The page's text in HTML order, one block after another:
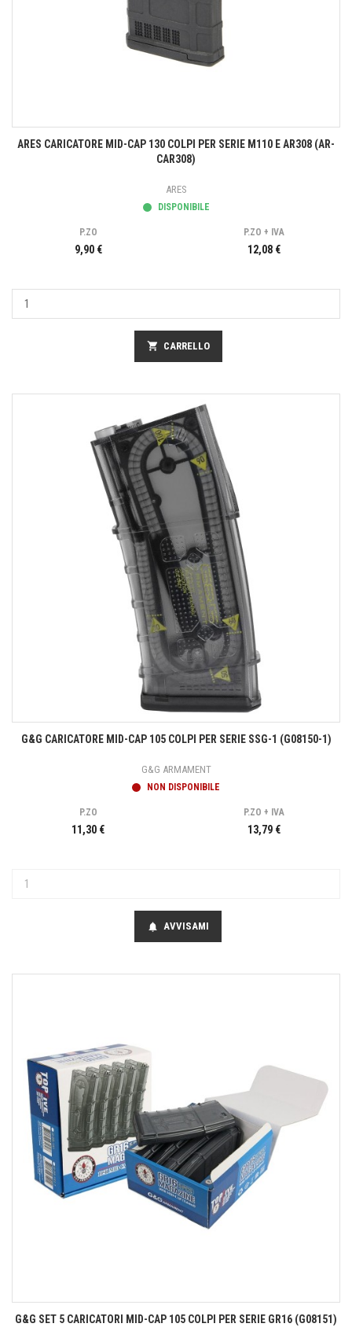
ARES CARICATORE MID-CAP 130 COLPI PER SERIE M110 E AR308 (AR-
CAR308)
ARES
DISPONIBILE
P.ZO
9,90 €
P.ZO + IVA
12,08 €
shopping_cart CARRELLO
G&G CARICATORE MID-CAP 105 COLPI PER SERIE SSG-1 (G08150-1)
G&G ARMAMENT
NON DISPONIBILE
P.ZO
11,30 €
P.ZO + IVA
13,79 €
notifications AVVISAMI
G&G SET 5 CARICATORI MID-CAP 105 COLPI PER SERIE GR16 (G08151)